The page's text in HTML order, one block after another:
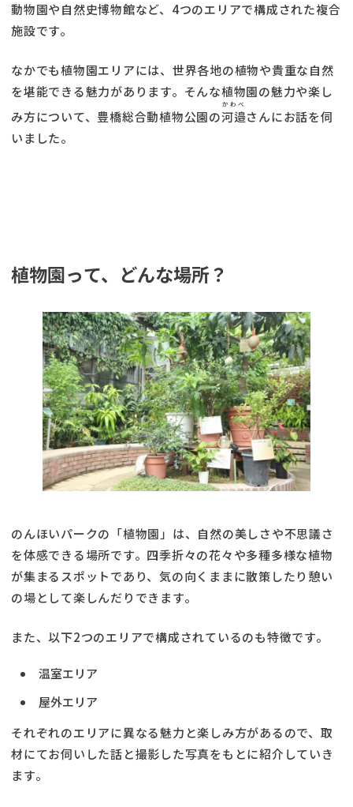
動物園や自然史博物館など、4つのエリアで構成された複合
施設です。
なかでも植物園エリアには、世界各地の植物や貴重な自然
を堪能できる魅力があります。そんな植物園の魅力や楽し
み方について、豊橋総合動植物公園の河邉
かわべ
さんにお話を伺
いました。
植物園って、どんな場所？
のんほいパークの「植物園」は、自然の美しさや不思議さ
を体感できる場所です。四季折々の花々や多種多様な植物
が集まるスポットであり、気の向くままに散策したり憩い
の場として楽しんだりできます。
また、以下2つのエリアで構成されているのも特徴です。
温室エリア
屋外エリア
それぞれのエリアに異なる魅力と楽しみ方があるので、取
材にてお伺いした話と撮影した写真をもとに紹介していき
ます。